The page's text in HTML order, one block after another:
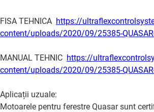
FISA TEHNICA https://
content/uploads/2020/09/25385-
MANUAL TEHNIC https://
content/uploads/2020/09/25385-
Aplicații uzuale:
Motoarele pentru ferestre Quasar sunt